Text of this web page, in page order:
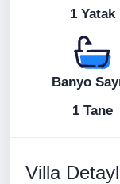
1 Yatak
Banyo
1 Tane
Villa